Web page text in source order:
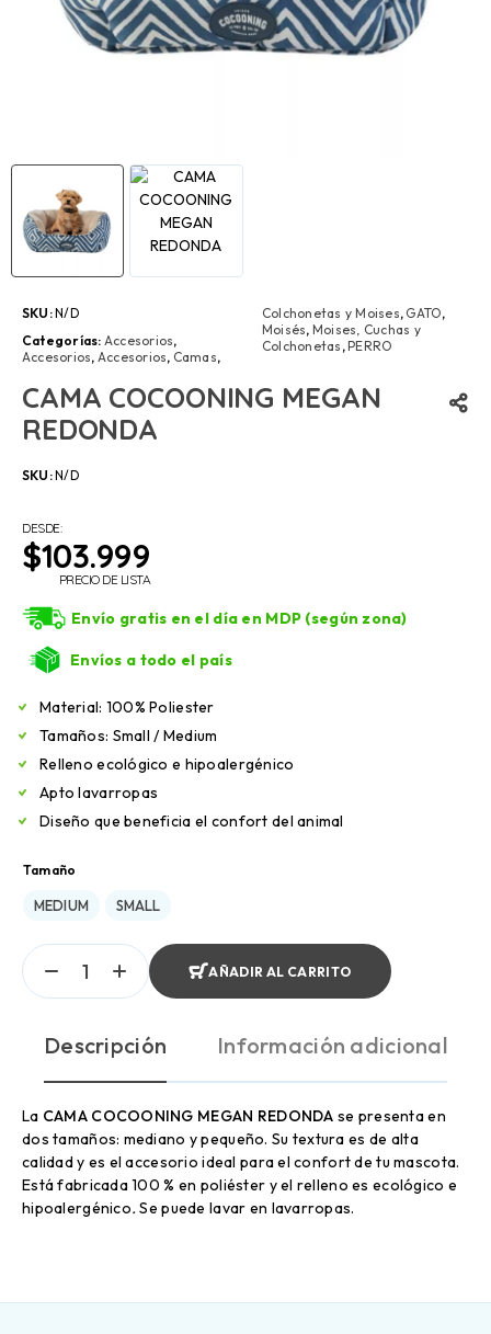
SKU:N/D
Categorías: Accesorios,
Accesorios, Accesorios, Camas,
Colchonetas y Moises, GATO,
Moisés, Moises, Cuchas y
Colchonetas ,PERRO
CAMA COCOONING MEGAN
REDONDA
SKU:N/D
DESDE:
$103.999
PRECIO DE LISTA
Envío gratis en el día en MDP (según zona)
Envíos a todo el país
Material: 100% Poliester
Tamaños: Small / Medium
Relleno ecológico e hipoalergénico
Apto lavarropas
Diseño que beneficia el confort del animal
Tamaño
MEDIUM SMALL
AÑADIR AL CARRITO
Descripción Información adicional
La CAMA COCOONING MEGAN REDONDA se presenta en
dos tamaños: mediano y pequeño. Su textura es de alta
calidad y es el accesorio ideal para el confort de tu mascota.
Está fabricada 100 % en poliéster y el relleno es ecológico e
hipoalergénico.Se puede lavar en lavarropas.